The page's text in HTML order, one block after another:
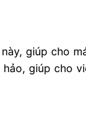
giúp cho
giúp cho